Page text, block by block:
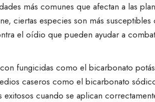
más comunes que afectan a las
ciertas especies son más susceptibles
el oídio que pueden ayudar a
fungicidas como el bicarbonato
caseros como el bicarbonato
cuando se aplican